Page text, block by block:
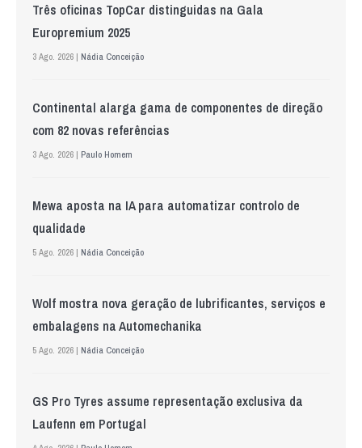
Três oficinas TopCar distinguidas na Gala
Europremium 2025
3 Ago. 2026 | Nádia Conceição
Continental alarga gama de componentes de direção
com 82 novas referências
3 Ago. 2026 | Paulo Homem
Mewa aposta na IA para automatizar controlo de
qualidade
5 Ago. 2026 | Nádia Conceição
Wolf mostra nova geração de lubrificantes, serviços e
embalagens na Automechanika
5 Ago. 2026 | Nádia Conceição
GS Pro Tyres assume representação exclusiva da
Laufenn em Portugal